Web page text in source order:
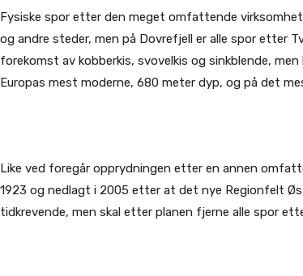
Fysiske spor etter den meget omfattende
og andre steder, men på Dovrefjell er alle spor etter
forekomst av kobberkis, svovelkis og sinkblende,
Europas mest moderne, 680 meter dyp, og på det
Like ved foregår opprydningen etter en annen
1923 og nedlagt i 2005 etter at det nye Regionfelt
tidkrevende, men skal etter planen fjerne alle spor